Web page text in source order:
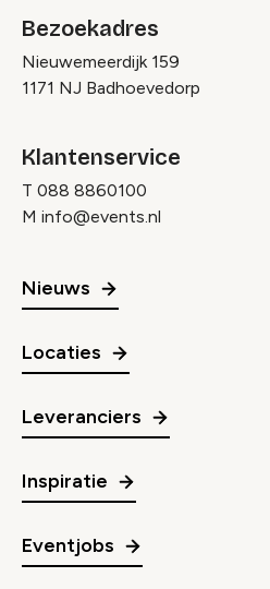
Bezoekadres
Nieuwemeerdijk 159
1171 NJ Badhoevedorp
Klantenservice
T 088 8860100
M info@events.nl
Nieuws
Locaties
Leveranciers
Inspiratie
Eventjobs